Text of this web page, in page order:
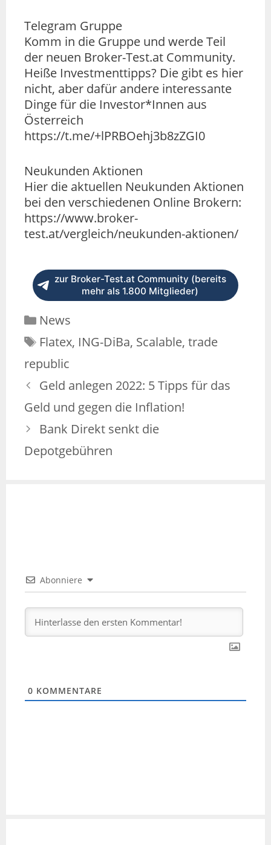
Telegram Gruppe
Komm in die Gruppe und werde Teil
der neuen Broker-Test.at Community.
Heiße Investmenttipps? Die gibt es hier
nicht, aber dafür andere interessante
Dinge für die Investor*Innen aus
Österreich
https://t.me/+lPRBOehj3b8zZGI0
Neukunden Aktionen
Hier die aktuellen Neukunden Aktionen
bei den verschiedenen Online Brokern:
https://www.broker-
test.at/vergleich/neukunden-aktionen/
zur Broker-Test.at Community (bereits
mehr als 1.800 Mitglieder)
News
Flatex, ING-DiBa, Scalable, trade
republic
Geld anlegen 2022: 5 Tipps für das
Geld und gegen die Inflation!
Bank Direkt senkt die
Depotgebühren
Abonniere
0 KOMMENTARE